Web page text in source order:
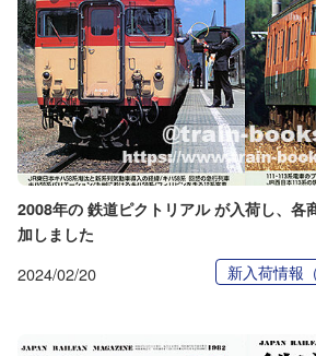
2008年の 鉄道ピクトリアル が入荷し、各
加しました
2024/02/20 新入荷情報